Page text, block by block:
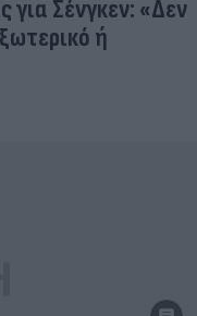
για Σένγκεν: «Δεν
ή